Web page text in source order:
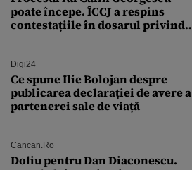
poate începe. ÎCCJ a respins
contestațiile în dosarul privind
Digi24
Ce spune Ilie Bolojan despre
publicarea declarației de avere a
partenerei sale de viață
Cancan.ro
Doliu pentru Dan Diaconescu.